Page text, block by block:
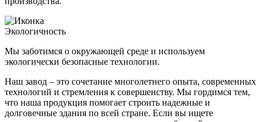
Экологичность
Мы заботимся о окружающей среде и используем
экологически безопасные технологии.
Наш завод – это сочетание многолетнего опыта, современных
технологий и стремления к совершенству. Мы гордимся тем,
что наша продукция помогает строить надежные и
долговечные здания по всей стране. Если вы ищете